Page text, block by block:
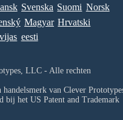
Svenska Suomi Norsk
Magyar Hrvatski
eesti
LLC - Alle rechten
handelsmerk van Clever
bij het US Patent and Trademark